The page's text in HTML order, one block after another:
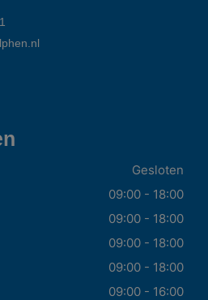
Gesloten
09:00 - 18:00
09:00 - 18:00
09:00 - 18:00
09:00 - 18:00
09:00 - 16:00